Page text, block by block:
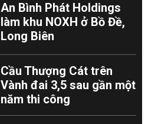
An Bình Phát Holdings
làm khu NOXH ở Bồ Đề,
Long Biên
Cầu Thượng Cát trên
Vành đai 3,5 sau gần một
năm thi công